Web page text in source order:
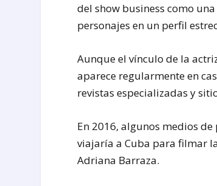
del show business como
personajes en un perfil
Aunque el vínculo de la
aparece regularmente en
revistas especializadas y
En 2016, algunos medios
viajaría a Cuba para filmar
Adriana Barraza.